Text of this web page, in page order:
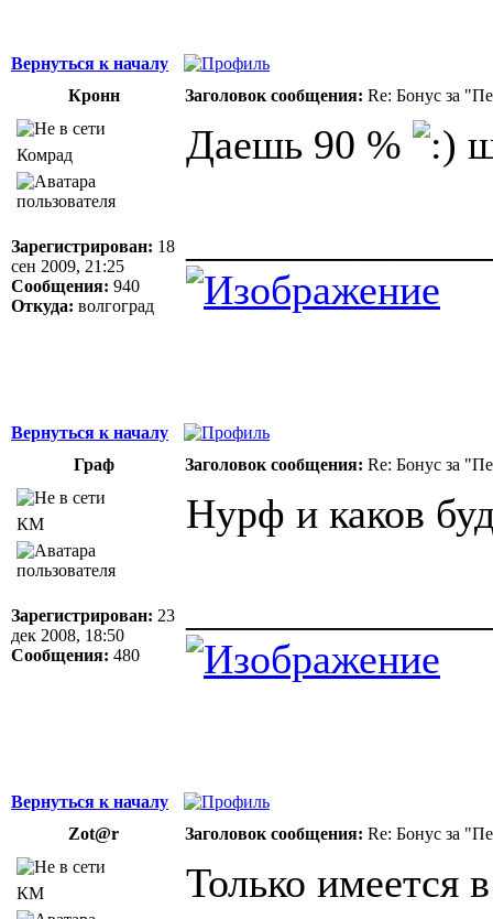
Вернуться к началу
Кронн
Заголовок сообщения: Re: Бонус за
Комрад
Зарегистрирован: 18
сен 2009, 21:25
Сообщения: 940
Откуда: волгоград
Даешь 90 %
Вернуться к началу
Граф
Заголовок сообщения: Re: Бонус за
КМ
Зарегистрирован: 23
дек 2008, 18:50
Сообщения: 480
Нурф и каков
Вернуться к началу
Zot@r
Заголовок сообщения: Re: Бонус за
КМ
Только имеется